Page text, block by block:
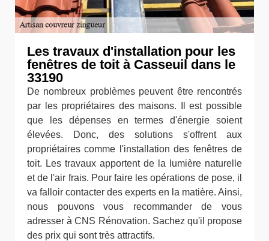
Les travaux d'installation pour les
fenêtres de toit à Casseuil dans le
33190
De nombreux problèmes peuvent être rencontrés
par les propriétaires des maisons. Il est possible
que les dépenses en termes d'énergie soient
élevées. Donc, des solutions s'offrent aux
propriétaires comme l'installation des fenêtres de
toit. Les travaux apportent de la lumière naturelle
et de l'air frais. Pour faire les opérations de pose, il
va falloir contacter des experts en la matière. Ainsi,
nous pouvons vous recommander de vous
adresser à CNS Rénovation. Sachez qu'il propose
des prix qui sont très attractifs.